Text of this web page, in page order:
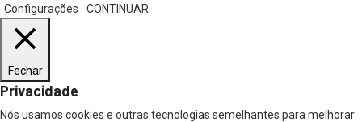
Configurações
CONTINUAR
Fechar
Privacidade
Nós usamos cookies e outras tecnologias semelhantes para melhorar